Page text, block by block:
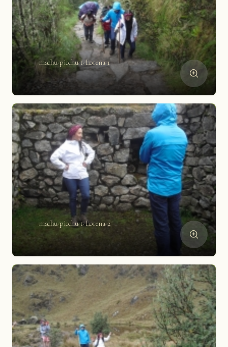
machu-picchu-t-Lorena-1
machu-picchu-t-Lorena-2